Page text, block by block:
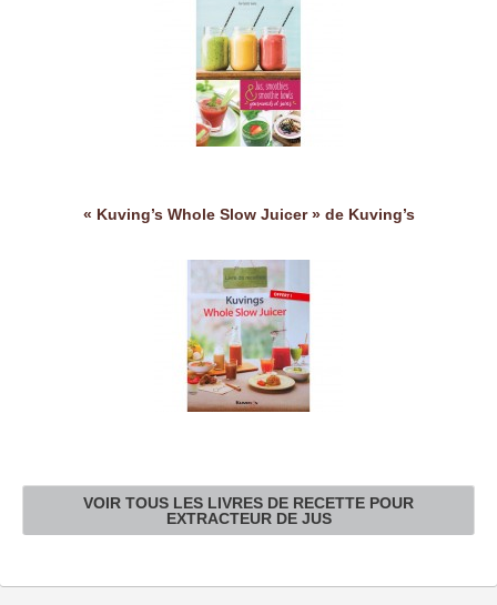
« Kuving’s Whole Slow Juicer » de Kuving’s
VOIR TOUS LES LIVRES DE RECETTE POUR
EXTRACTEUR DE JUS